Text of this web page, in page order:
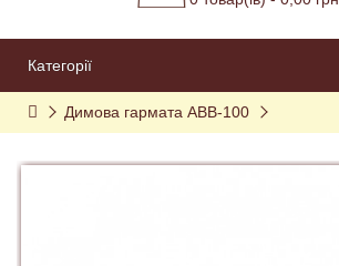
Категорії
Димова гармата АВВ-100